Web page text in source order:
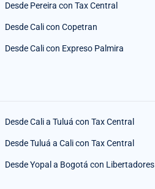
Desde Pereira con Tax Central
Desde Cali con Copetran
Desde Cali con Expreso Palmira
Desde Cali a Tuluá con Tax Central
Desde Tuluá a Cali con Tax Central
Desde Yopal a Bogotá con Libertadores